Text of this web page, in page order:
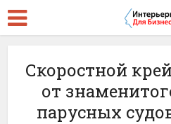
Скоростной
от
парусных